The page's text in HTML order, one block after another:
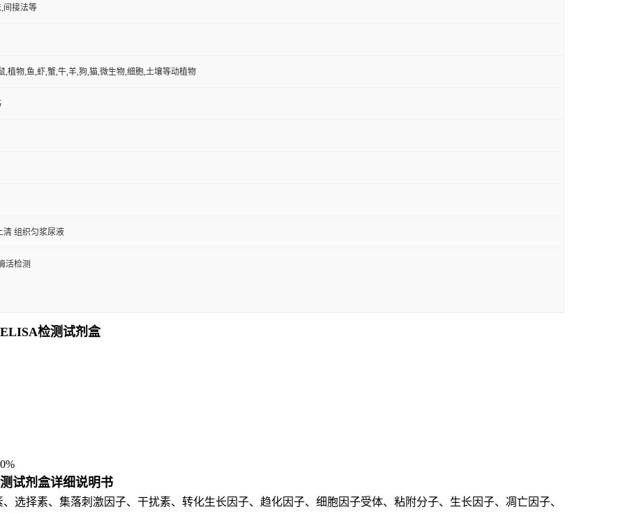
间接法等
,植物,鱼,虾,蟹,牛,羊,狗,猫,微生物,细胞,土壤等动植物
清 组织匀浆尿液
活检测
检测试剂盒
试剂盒详细说明书
选择素、集落刺激因子、干扰素、转化生长因子、趋化因子、细胞因子受体、粘附分子、生长因子、凋亡因子、